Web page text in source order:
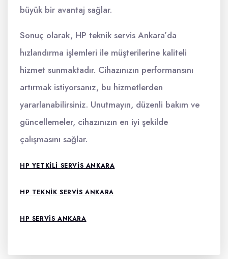
büyük bir avantaj sağlar.
Sonuç olarak, HP teknik servis Ankara’da
hızlandırma işlemleri ile müşterilerine kaliteli
hizmet sunmaktadır. Cihazınızın performansını
artırmak istiyorsanız, bu hizmetlerden
yararlanabilirsiniz. Unutmayın, düzenli bakım ve
güncellemeler, cihazınızın en iyi şekilde
çalışmasını sağlar.
HP YETKILI SERVIS ANKARA
HP TEKNIK SERVIS ANKARA
HP SERVIS ANKARA